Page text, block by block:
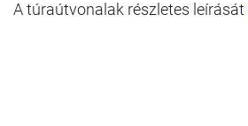
A túraútvonalak részletes leírását